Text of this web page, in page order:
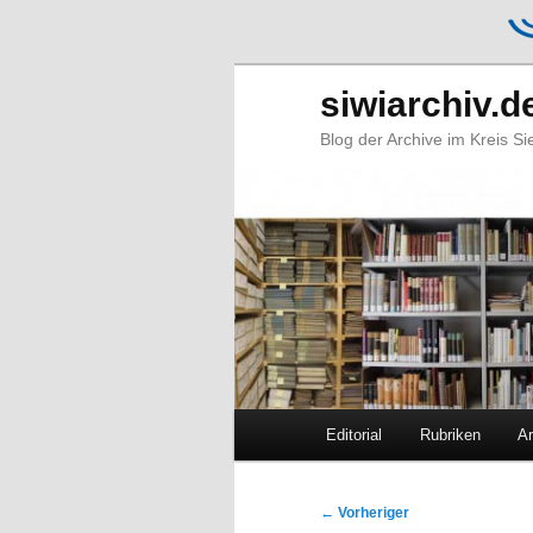
Blog der Archive im Kreis
Zum
Zum
Editorial Rubriken
Beitragsnavigation
← Vorheriger